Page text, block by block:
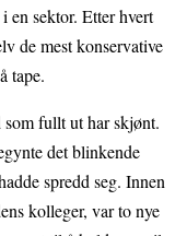
en sektor. Etter hvert
de mest konservative
tape.
fullt ut har skjønt.
det blinkende
spredd seg. Innen
kolleger, var to nye